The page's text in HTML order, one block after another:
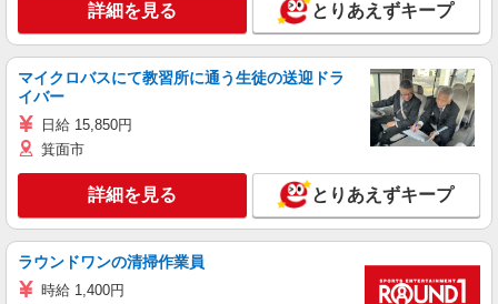
詳細を見る とりあえずキープ
マイクロバスにて教習所に通う生徒の送迎ドラ
イバー
日給 15,850円
箕面市
詳細を見る とりあえずキープ
ラウンドワンの清掃作業員
時給 1,400円